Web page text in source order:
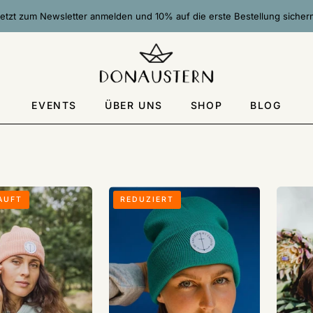
zum Newsletter anmelden und 10% auf die erste Bestellung
EVENTS ÜBER UNS SHOP BLOG
Beanie
„Oh
Captain
Captain“
|
Femme
REDUZIERT
mit
|
Femme
de